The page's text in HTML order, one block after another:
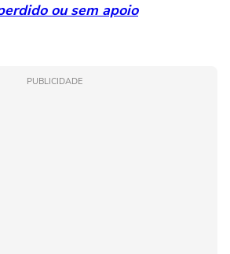
ou sem apoio
PUBLICIDADE